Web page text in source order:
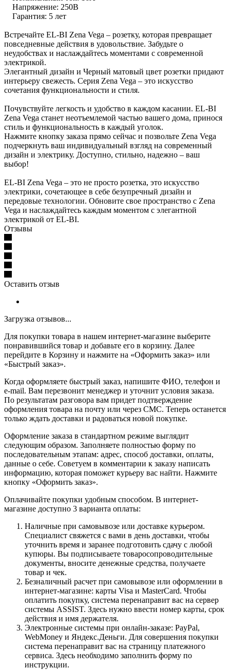
Напряжение: 250В
Гарантия: 5 лет
Встречайте EL-BI Zena Vega – розетку, которая превращает
повседневные действия в удовольствие. Забудьте о
неудобствах и наслаждайтесь моментами с современной
электрикой.
Элегантный дизайн и Черный матовый цвет розетки придают
интерьеру свежесть. Серия Zena Vega – это искусство
сочетания функциональности и стиля.
Почувствуйте легкость и удобство в каждом касании. EL-BI
Zena Vega станет неотъемлемой частью вашего дома, принося
стиль и функциональность в каждый уголок.
Нажмите кнопку заказа прямо сейчас и позвольте Zena Vega
подчеркнуть ваш индивидуальный взгляд на современный
дизайн и электрику. Доступно, стильно, надежно – ваш
выбор!
EL-BI Zena Vega – это не просто розетка, это искусство
электрики, сочетающее в себе безупречный дизайн и
передовые технологии. Обновите свое пространство с Zena
Vega и наслаждайтесь каждым моментом с элегантной
электрикой от EL-BI.
Отзывы
Оставить отзыв
Загрузка отзывов...
Для покупки товара в нашем интернет-магазине выберите
понравившийся товар и добавьте его в корзину. Далее
перейдите в Корзину и нажмите на «Оформить заказ» или
«Быстрый заказ».
Когда оформляете быстрый заказ, напишите ФИО, телефон и
e-mail. Вам перезвонит менеджер и уточнит условия заказа.
По результатам разговора вам придет подтверждение
оформления товара на почту или через СМС. Теперь останется
только ждать доставки и радоваться новой покупке.
Оформление заказа в стандартном режиме выглядит
следующим образом. Заполняете полностью форму по
последовательным этапам: адрес, способ доставки, оплаты,
данные о себе. Советуем в комментарии к заказу написать
информацию, которая поможет курьеру вас найти. Нажмите
кнопку «Оформить заказ».
Оплачивайте покупки удобным способом. В интернет-
магазине доступно 3 варианта оплаты:
Наличные при самовывозе или доставке курьером.
Специалист свяжется с вами в день доставки, чтобы
уточнить время и заранее подготовить сдачу с любой
купюры. Вы подписываете товаросопроводительные
документы, вносите денежные средства, получаете
товар и чек.
Безналичный расчет при самовывозе или оформлении в
интернет-магазине: карты Visa и MasterCard. Чтобы
оплатить покупку, система перенаправит вас на сервер
системы ASSIST. Здесь нужно ввести номер карты, срок
действия и имя держателя.
Электронные системы при онлайн-заказе: PayPal,
WebMoney и Яндекс.Деньги. Для совершения покупки
система перенаправит вас на страницу платежного
сервиса. Здесь необходимо заполнить форму по
инструкции.